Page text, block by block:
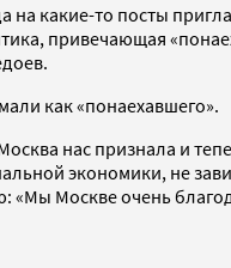
какие-то посты
привечающая
как «понаехавшего».
нас признала и
экономики, не
«Мы Москве очень